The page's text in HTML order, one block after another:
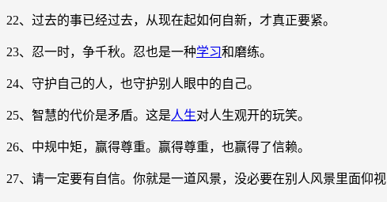
22、过去的事已经过去，从现在起如何自新，才真正要紧。
23、忍一时，争千秋。忍也是一种学习和磨练。
24、守护自己的人，也守护别人眼中的自己。
25、智慧的代价是矛盾。这是人生对人生观开的玩笑。
26、中规中矩，赢得尊重。赢得尊重，也赢得了信赖。
27、请一定要有自信。你就是一道风景，没必要在别人风景里面仰视